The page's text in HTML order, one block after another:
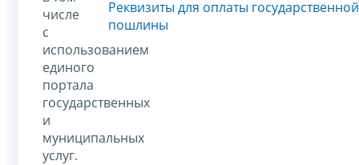
числе
с
использованием
единого
портала
государственных
и
муниципальных
услуг.
Реквизиты для оплаты государственной
пошлины